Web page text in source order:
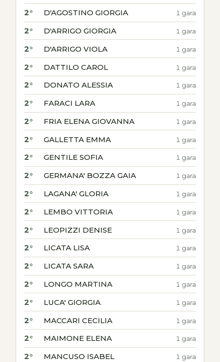
2° D'AGOSTINO GIORGIA 1 gara
2° D'ARRIGO GIORGIA 1 gara
2° D'ARRIGO VIOLA 1 gara
2° DATTILO CAROL 1 gara
2° DONATO ALESSIA 1 gara
2° FARACI LARA 1 gara
2° FRIA ELENA GIOVANNA 1 gara
2° GALLETTA EMMA 1 gara
2° GENTILE SOFIA 1 gara
2° GERMANA' BOZZA GAIA 1 gara
2° LAGANA' GLORIA 1 gara
2° LEMBO VITTORIA 1 gara
2° LEOPIZZI DENISE 1 gara
2° LICATA LISA 1 gara
2° LICATA SARA 1 gara
2° LONGO MARTINA 1 gara
2° LUCA' GIORGIA 1 gara
2° MACCARI CECILIA 1 gara
2° MAIMONE ELENA 1 gara
2° MANCUSO ISABEL 1 gara